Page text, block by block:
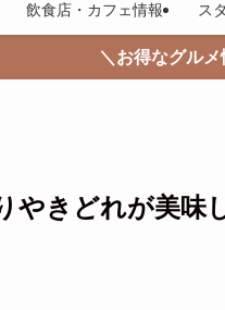
飲食店・カフェ情報 ス
＼お得なグル
やきどれが美味